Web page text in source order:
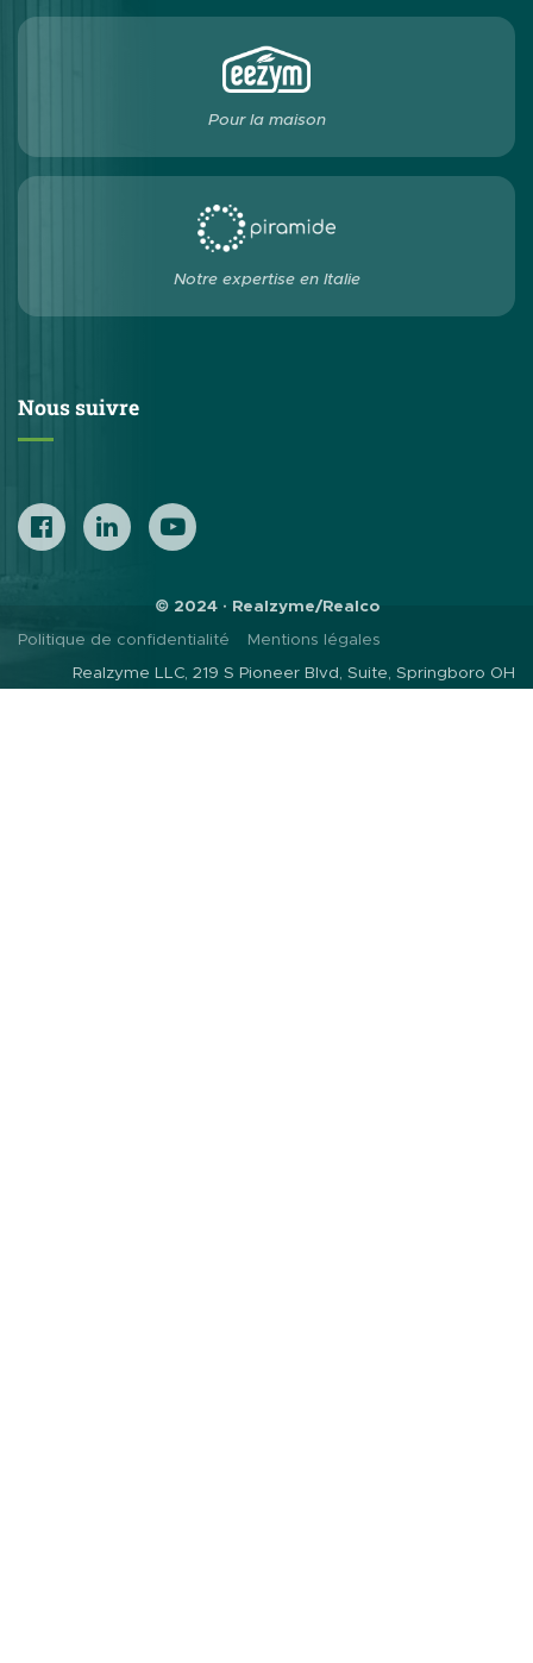
Pour la maison
Notre expertise en Italie
Nous suivre
© 2024 · Realzyme/Realco
Politique de confidentialité
Mentions légales
Realzyme LLC, 219 S Pioneer Blvd, Suite, Springboro OH